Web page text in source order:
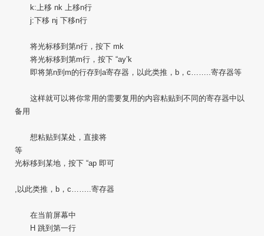
k:上移 nk 上移n行
j:下移 nj 下移n行
将光标移到第n行，按下 mk
将光标移到第m行，按下 “ay’k
即将第n到m的行存到a寄存器，以此类推，b，c……..寄存器等
这样就可以将你常用的需要复用的内容粘贴到不同的寄存器中以
备用
想粘贴到某处，直接将
等
光标移到某地，按下 “ap 即可
,以此类推，b，c……..寄存器
在当前屏幕中
H 跳到第一行